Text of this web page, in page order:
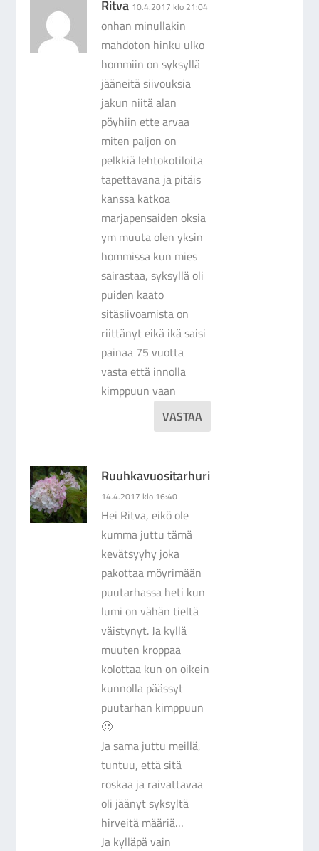
Ritva 10.4.2017 klo 21:04
onhan minullakin
mahdoton hinku ulko
hommiin on syksyllä
jääneitä siivouksia
jakun niitä alan
pöyhiin ette arvaa
miten paljon on
pelkkiä lehtokotiloita
tapettavana ja pitäis
kanssa katkoa
marjapensaiden oksia
ym muuta olen yksin
hommissa kun mies
sairastaa, syksyllä oli
puiden kaato
sitäsiivoamista on
riittänyt eikä ikä saisi
painaa 75 vuotta
vasta että innolla
kimppuun vaan
VASTAA
Ruuhkavuositarhuri
14.4.2017 klo 16:40
Hei Ritva, eikö ole
kumma juttu tämä
kevätsyyhy joka
pakottaa möyrimään
puutarhassa heti kun
lumi on vähän tieltä
väistynyt. Ja kyllä
muuten kroppaa
kolottaa kun on oikein
kunnolla päässyt
puutarhan kimppuun
🙂
Ja sama juttu meillä,
tuntuu, että sitä
roskaa ja raivattavaa
oli jäänyt syksyltä
hirveitä määriä…
Ja kylläpä vain